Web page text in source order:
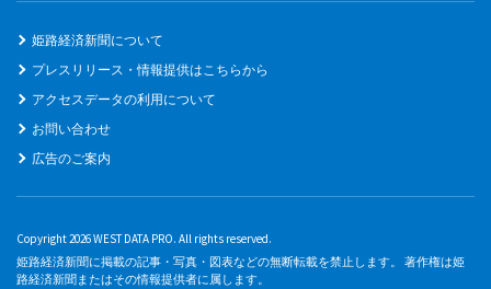
姫路経済新聞について
プレスリリース・情報提供はこちらから
アクセスデータの利用について
お問い合わせ
広告のご案内
Copyright 2026 WEST DATA PRO. All rights reserved.
姫路経済新聞に掲載の記事・写真・図表などの無断転載を禁止します。 著作権は姫
路経済新聞またはその情報提供者に属します。